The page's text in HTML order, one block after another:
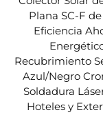
Plana SC-F
Eficiencia
Recubrimiento
Azul/Negro
Soldadura
Hoteles y